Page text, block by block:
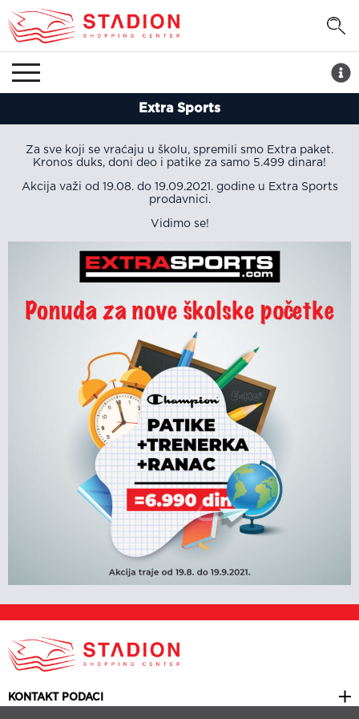
Extra Sports
Za sve koji se vraćaju u školu, spremili smo Extra paket.
Kronos duks, doni deo i patike za samo 5.499 dinara!
Akcija važi od 19.08. do 19.09.2021. godine u Extra Sports
prodavnici.
Vidimo se!
KONTAKT PODACI